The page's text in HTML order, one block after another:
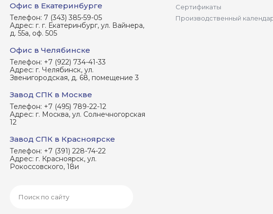
Офис в Екатеринбурге
Телефон: 7 (343) 385-59-05
Адрес: г. г. Екатеринбург, ул. Вайнера,
д. 55а, оф. 505
Офис в Челябинске
Телефон: +7 (922) 734-41-33
Адрес: г. Челябинск, ул.
Звенигородская, д. 68, помещение 3
Завод СПК в Москве
Телефон: +7 (495) 789-22-12
Адрес: г. Москва, ул. Солнечногорская
12
Завод СПК в Красноярске
Телефон: +7 (391) 228-74-22
Адрес: г. Красноярск, ул.
Рокоссовского, 18и
Сертификаты
Производственный